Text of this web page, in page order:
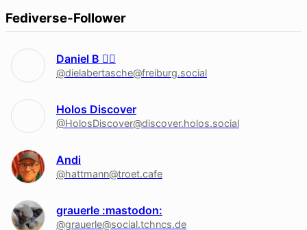
Fediverse-Follower
Daniel B 🏳‍🌈
@dielabertasche@freiburg.social
Holos Discover
@HolosDiscover@discover.holos.social
Andi
@hattmann@troet.cafe
grauerle :mastodon:
@grauerle@social.tchncs.de